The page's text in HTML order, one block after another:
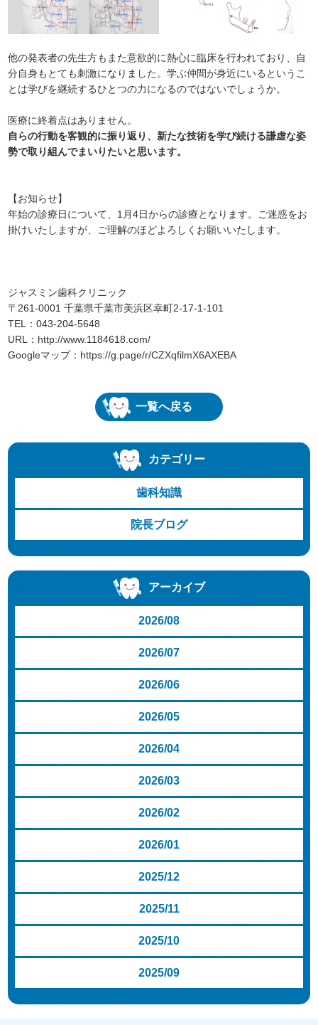
他の発表者の先生方もまた意欲的に熱心に臨床を行われており、自
分自身もとても刺激になりました。学ぶ仲間が身近にいるというこ
とは学びを継続するひとつの力になるのではないでしょうか。
医療に終着点はありません。
自らの行動を客観的に振り返り、新たな技術を学び続ける謙虚な姿
勢で取り組んでまいりたいと思います。
【お知らせ】
年始の診療日について、1月4日からの診療となります。ご迷惑をお
掛けいたしますが、ご理解のほどよろしくお願いいたします。
ジャスミン歯科クリニック
〒261-0001 千葉県千葉市美浜区幸町2-17-1-101
TEL：043-204-5648
URL： http://www.1184618.com/
Googleマップ： https://g.page/r/CZXqfilmX6AXEBA
一覧へ戻る
カテゴリー
歯科知識
院長ブログ
アーカイブ
2026/08
2026/07
2026/06
2026/05
2026/04
2026/03
2026/02
2026/01
2025/12
2025/11
2025/10
2025/09